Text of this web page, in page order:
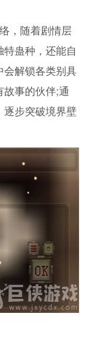
，随着剧情层
蛊种，还能自
会解锁各类别具
事的伙伴;通
步突破境界壁